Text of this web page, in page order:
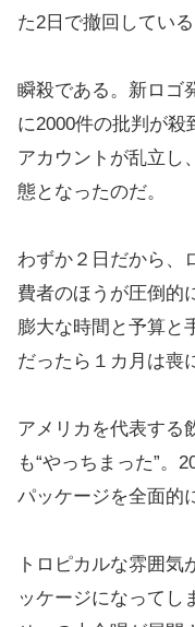
た2日で撤回している
瞬殺である。新ロゴ
に2000件の批判が殺
アカウントが乱立し
態となったのだ。
わずか２日だから、
費者のほうが圧倒的
膨大な時間と予算と
だったら１カ月は喪
アメリカを代表する
も“やっちまった”。
パッケージを全面的
トロピカルな雰囲
ッケージになってし